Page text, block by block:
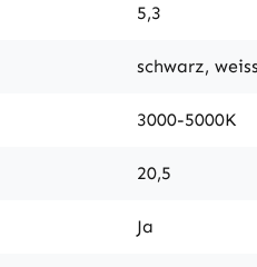
5,3
schwarz, weiss
3000-5000K
20,5
Ja